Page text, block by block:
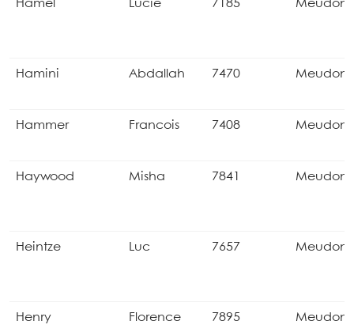
Hamel Lucie 7185 Meudon
Hamini Abdallah 7470 Meudon
Hammer Francois 7408 Meudon
Haywood Misha 7841 Meudon
Heintze Luc 7657 Meudon
Henry Florence 7895 Meudon